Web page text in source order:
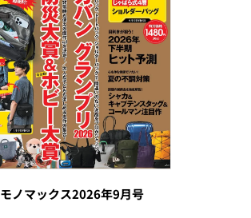
モノマックス2026年9月号